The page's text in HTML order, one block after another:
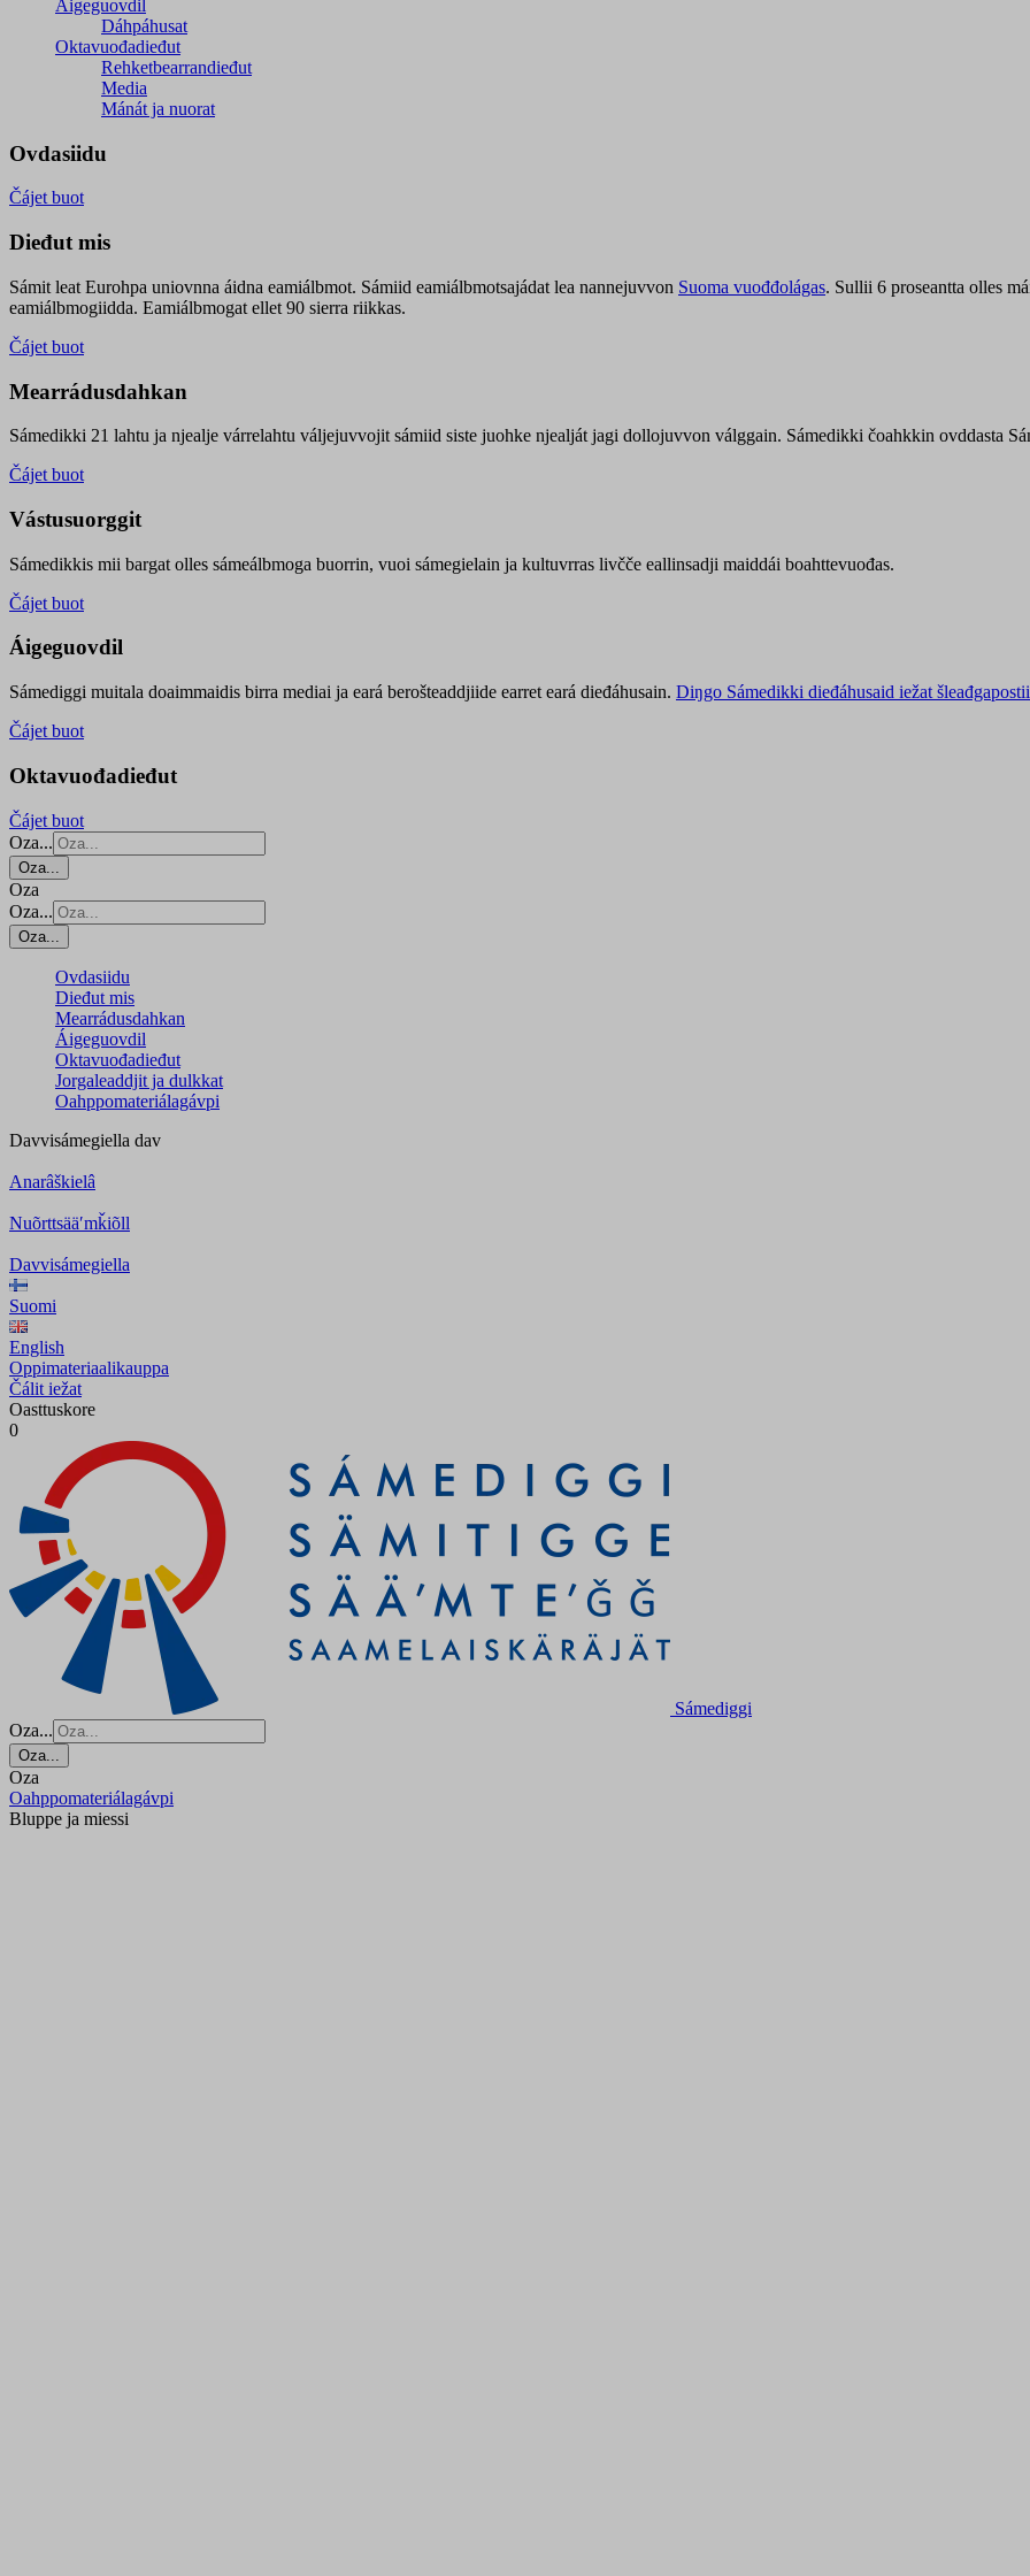
Áigeguovdil
Dáhpáhusat
Oktavuođadieđut
Rehketbearrandieđut
Media
Mánát ja nuorat
Ovdasiidu
Čájet buot
Dieđut mis
Sámit leat Eurohpa uniovnna áidna eamiálbmot. Sámiid eamiálbmotsajádat lea nannejuvvon Suoma vuođđolágas. Sullii 6 proseantta olles
eamiálbmogiidda. Eamiálbmogat ellet 90 sierra riikkas.
Čájet buot
Mearrádusdahkan
Sámedikki 21 lahtu ja njealje várrelahtu váljejuvvojit sámiid siste juohke njealját jagi dollojuvvon válggain. Sámedikki čoahkkin ovddasta
Čájet buot
Vástusuorggit
Sámedikkis mii bargat olles sámeálbmoga buorrin, vuoi sámegielain ja kultuvrras livčče eallinsadji maiddái boahttevuođas.
Čájet buot
Áigeguovdil
Sámediggi muitala doaimmaidis birra mediai ja eará berošteaddjiide earret eará dieđáhusain. Diŋgo Sámedikki dieđáhusaid iežat šleađgapostii
Čájet buot
Oktavuođadieđut
Čájet buot
Oza...
Oza...
Oza
Oza...
Oza...
Ovdasiidu
Dieđut mis
Mearrádusdahkan
Áigeguovdil
Oktavuođadieđut
Jorgaleaddjit ja dulkkat
Oahppomateriálagávpi
Davvisámegiella dav
Anarâškielâ
Nuõrttsääʹmǩiõll
Davvisámegiella
Suomi
English
Oppimateriaalikauppa
Čálit iežat
Oasttuskore
0
Sámediggi
Oza...
Oza...
Oza
Oahppomateriálagávpi
Bluppe ja miessi